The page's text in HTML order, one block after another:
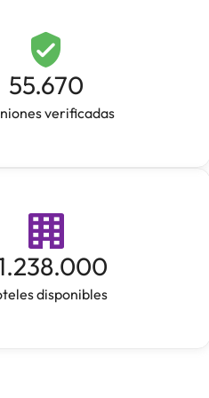
55.670
verificadas
disponibles